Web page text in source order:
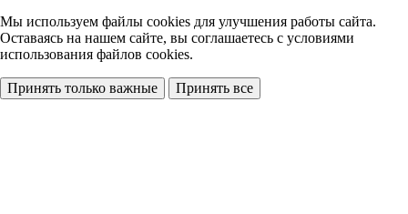
Мы используем файлы cookies для улучшения работы сайта.
Оставаясь на нашем сайте, вы соглашаетесь с условиями
использования файлов cookies.
Принять только важные Принять все